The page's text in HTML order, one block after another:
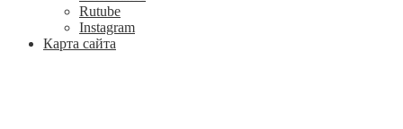
Rutube
Instagram
Карта сайта